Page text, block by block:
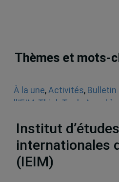
Thèmes et mots-
À la une, Activités, Bulletin
l'IEIM Think Tank Appel à
Institut d’études
internationales
(IEIM)